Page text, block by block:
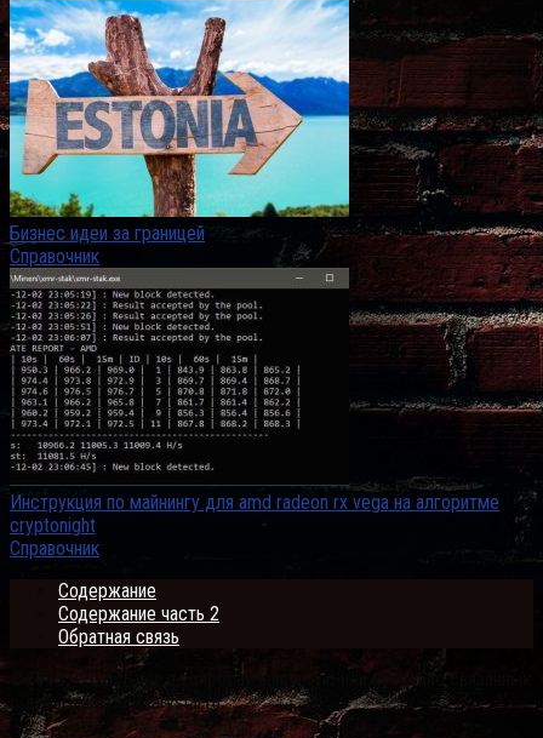
Бизнес идеи за границей
Справочник
Инструкция по майнингу для amd radeon rx vega на алгоритме
cryptonight
Справочник
Содержание
Содержание часть 2
Обратная связь
©2013 - 2026 Блог о вопросах напрямую или косвенно связанных
с деньгами monetarystar.ru